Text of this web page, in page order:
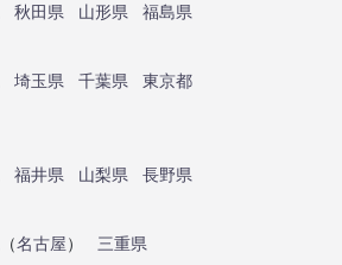
秋田県 山形県
福島県
埼玉県 千葉県
東京都
福井県 山梨県
長野県
（名古屋）
三重県